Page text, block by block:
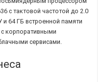
с тактовой частотой до 2.0
64 ГБ встроенной памяти
корпоративными
сервисами.